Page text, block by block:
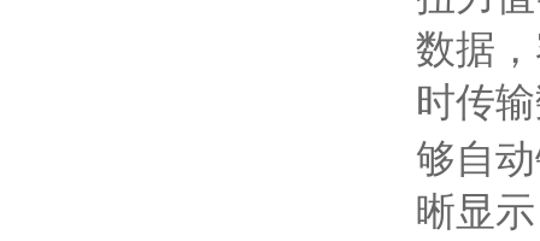
数据
时传
够自
晰显